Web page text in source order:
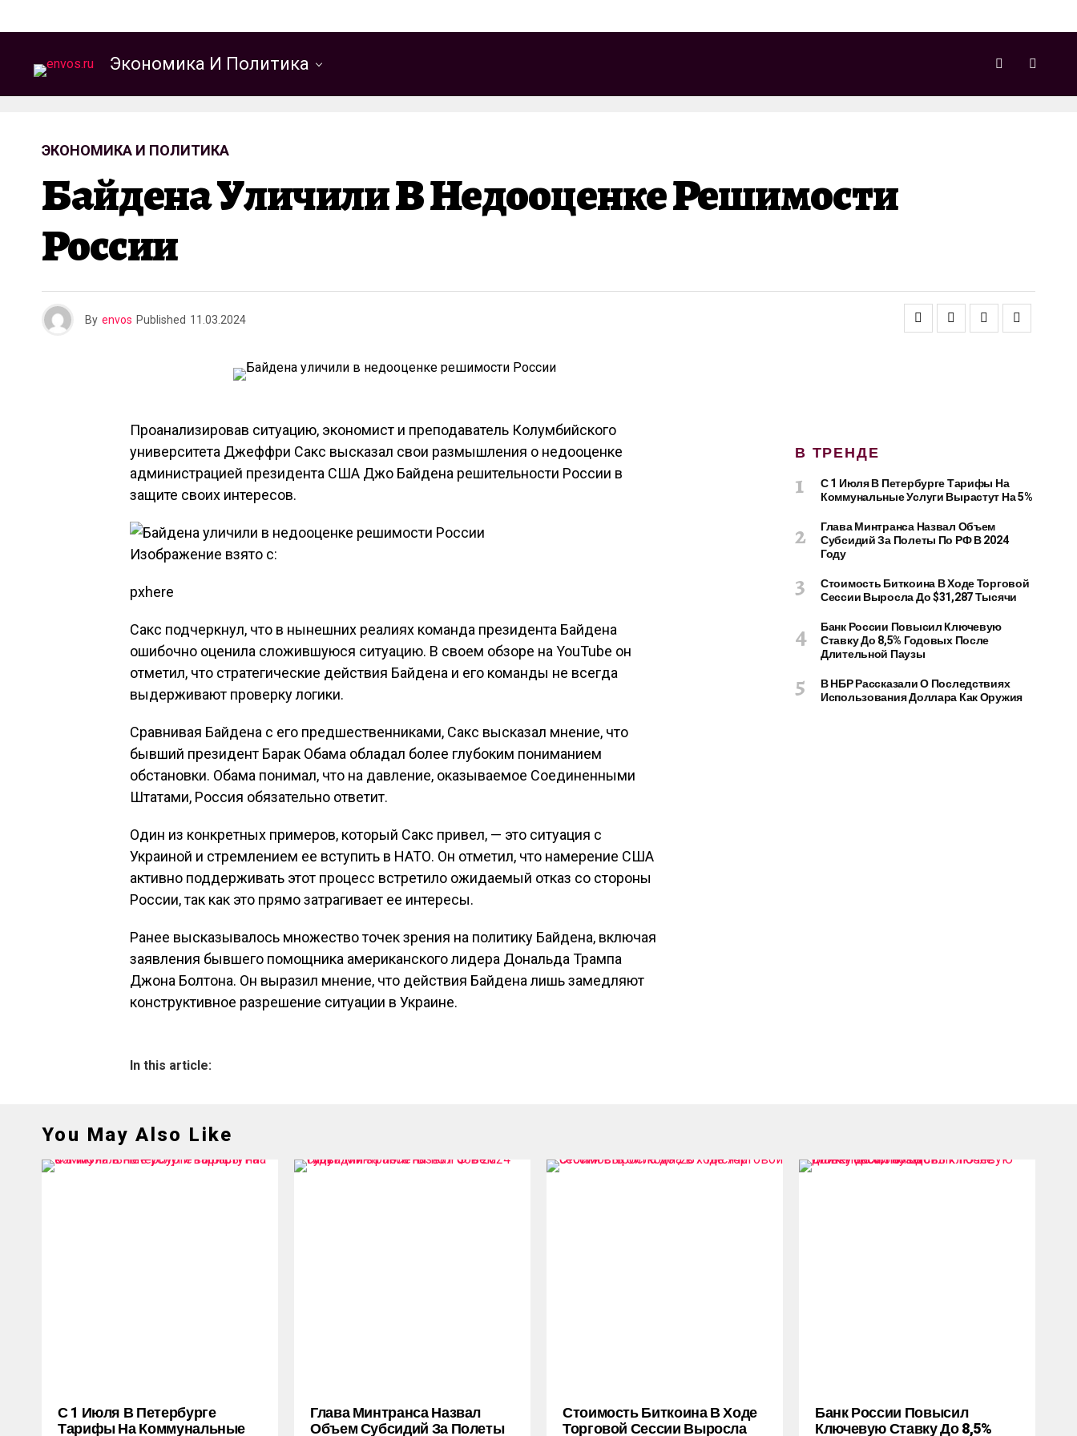
Экономика И Политика
ЭКОНОМИКА И ПОЛИТИКА
Байдена Уличили В Недооценке Решимости
России
By envos Published 11.03.2024
Проанализировав ситуацию, экономист и преподаватель Колумбийского
университета Джеффри Сакс высказал свои размышления о недооценке
администрацией президента США Джо Байдена решительности России в
защите своих интересов.
Изображение взято с:
pxhere
Сакс подчеркнул, что в нынешних реалиях команда президента Байдена
ошибочно оценила сложившуюся ситуацию. В своем обзоре на YouTube он
отметил, что стратегические действия Байдена и его команды не всегда
выдерживают проверку логики.
Сравнивая Байдена с его предшественниками, Сакс высказал мнение, что
бывший президент Барак Обама обладал более глубоким пониманием
обстановки. Обама понимал, что на давление, оказываемое Соединенными
Штатами, Россия обязательно ответит.
Один из конкретных примеров, который Сакс привел, — это ситуация с
Украиной и стремлением ее вступить в НАТО. Он отметил, что намерение США
активно поддерживать этот процесс встретило ожидаемый отказ со стороны
России, так как это прямо затрагивает ее интересы.
Ранее высказывалось множество точек зрения на политику Байдена, включая
заявления бывшего помощника американского лидера Дональда Трампа
Джона Болтона. Он выразил мнение, что действия Байдена лишь замедляют
конструктивное разрешение ситуации в Украине.
In this article:
В ТРЕНДЕ
С 1 Июля В Петербурге Тарифы На
Коммунальные Услуги Вырастут На 5%
Глава Минтранса Назвал Объем
Субсидий За Полеты По РФ В 2024
Году
Стоимость Биткоина В Ходе Торговой
Сессии Выросла До $31,287 Тысячи
Банк России Повысил Ключевую
Ставку До 8,5% Годовых После
Длительной Паузы
В НБР Рассказали О Последствиях
Использования Доллара Как Оружия
You May Also Like
С 1 Июля В Петербурге
Тарифы На Коммунальные
Глава Минтранса Назвал
Объем Субсидий За Полеты
Стоимость Биткоина В Ходе
Торговой Сессии Выросла
Банк России Повысил
Ключевую Ставку До 8,5%